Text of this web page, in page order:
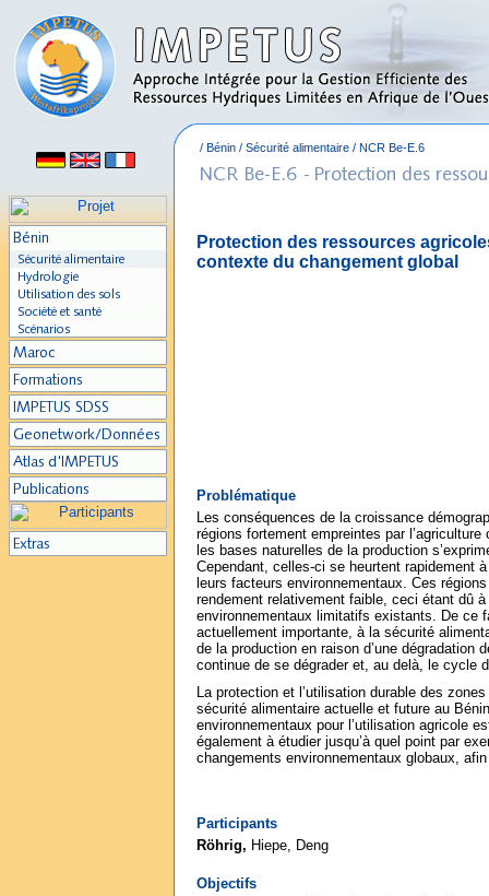
/ Bénin / Sécurité alimentaire / NCR Be-E.6
Protection des ressources
contexte du changement global
Problématique
Les conséquences de la croissance
régions fortement empreintes par
les bases naturelles de la production
Cependant, celles-ci se heurtent rapidement
leurs facteurs environnementaux. Ces
rendement relativement faible, ceci étant dû
environnementaux limitatifs existants. De ce
actuellement importante, à la sécurité
de la production en raison d’une
continue de se dégrader et, au delà, le cycle
La protection et l’utilisation durable des
sécurité alimentaire actuelle et future au
environnementaux pour l’utilisation agricole
également à étudier jusqu’à quel point par
changements environnementaux globaux,
Participants
Röhrig, Hiepe, Deng
Objectifs